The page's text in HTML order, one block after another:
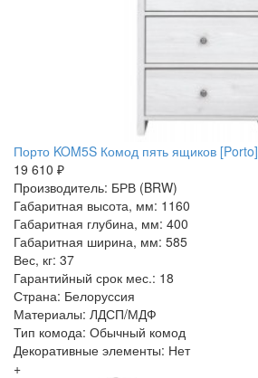
Порто KOM5S Комод пять ящиков [Porto]
19 610 ₽
Производитель: БРВ (BRW)
Габаритная высота, мм: 1160
Габаритная глубина, мм: 400
Габаритная ширина, мм: 585
Вес, кг: 37
Гарантийный срок мес.: 18
Страна: Белоруссия
Материалы: ЛДСП/МДФ
Тип комода: Обычный комод
Декоративные элементы: Нет
+